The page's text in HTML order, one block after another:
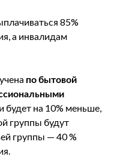
85%
а инвалидам
по бытовой
будет на 10% меньше,
группы будут
группы — 40 %